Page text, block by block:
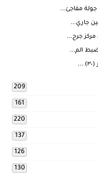
مفاجئ...
جاري...
الم...
...
209
161
220
137
126
130